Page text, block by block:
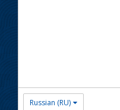
Russian (RU)